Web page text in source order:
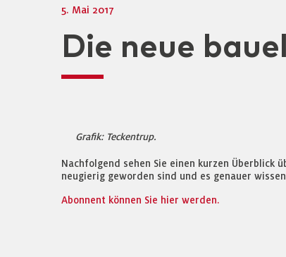
5. Mai 2017
Die neue
Grafik: Teckentrup.
Nachfolgend sehen Sie einen kurzen Überblick
neugierig geworden sind und es genauer
Abonnent können Sie hier werden.